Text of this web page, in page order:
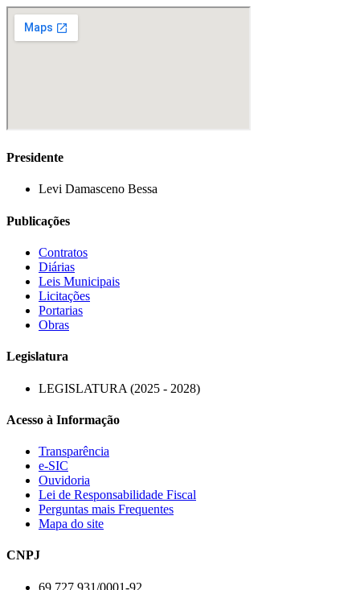
Presidente
Levi Damasceno Bessa
Publicações
Contratos
Diárias
Leis Municipais
Licitações
Portarias
Obras
Legislatura
LEGISLATURA (2025 - 2028)
Acesso à Informação
Transparência
e-SIC
Ouvidoria
Lei de Responsabilidade Fiscal
Perguntas mais Frequentes
Mapa do site
CNPJ
69.727.931/0001-92